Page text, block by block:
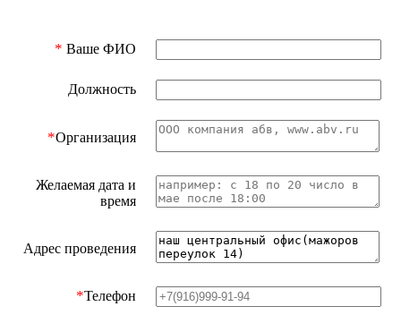
* Ваше ФИО
Должность
*Организация
Желаемая дата и
время
Адрес проведения
*Телефон